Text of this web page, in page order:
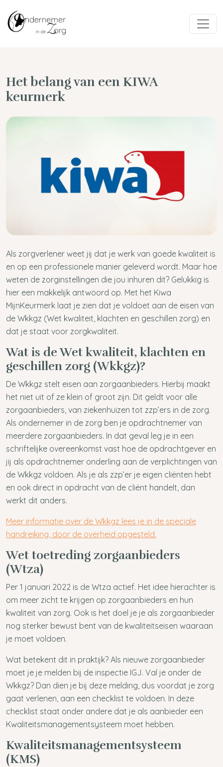
Het belang van een KIWA
keurmerk
Als zorgverlener weet jij dat je werk van goede kwaliteit is
en op een professionele manier geleverd wordt. Maar hoe
weten de zorginstellingen die jou inhuren dit? Gelukkig is
hier een makkelijk antwoord op. Met het Kiwa
MijnKeurmerk laat je zien dat je voldoet aan de eisen van
de Wkkgz (Wet kwaliteit, klachten en geschillen zorg) en
dat je staat voor zorgkwaliteit.
Wat is de Wet kwaliteit, klachten en
geschillen zorg (Wkkgz)?
De Wkkgz stelt eisen aan zorgaanbieders. Hierbij maakt
het niet uit of ze klein of groot zijn. Dit geldt voor alle
zorgaanbieders, van ziekenhuizen tot zzp’ers in de zorg.
Als ondernemer in de zorg ben je opdrachtnemer van
meerdere zorgaanbieders. In dat geval leg je in een
schriftelijke overeenkomst vast hoe de opdrachtgever en
jij als opdrachtnemer onderling aan de verplichtingen van
de Wkkgz voldoen. Als je als zzp’er je eigen cliënten hebt
en ook direct in opdracht van de cliënt handelt, dan
werkt dit anders.
Meer informatie over de Wkkgz lees je in de speciale
handreiking, door de overheid opgesteld.
Wet toetreding zorgaanbieders
(Wtza)
Per 1 januari 2022 is de Wtza actief. Het idee hierachter is
om meer zicht te krijgen op zorgaanbieders en hun
kwaliteit van zorg. Ook is het doel je je als zorgaanbieder
nog sterker bewust bent van de kwaliteitseisen waaraan
je moet voldoen.
Wat betekent dit in praktijk? Als nieuwe zorgaanbieder
moet je je melden bij de inspectie IGJ. Val je onder de
Wkkgz? Dan dien je bij deze melding, dus voordat je zorg
gaat verlenen, aan een checklist te voldoen. In deze
checklist staat onder andere dat je als aanbieder een
Kwaliteitsmanagementsysteem moet hebben.
Kwaliteitsmanagementsysteem
(KMS)